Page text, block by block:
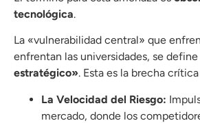
tecnológica.
La «vulnerabilidad central» que
enfrentan las universidades, se
estratégico». Esta es la brecha
La Velocidad del Riesgo:
mercado, donde los